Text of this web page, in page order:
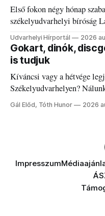
Első fokon négy hónap
székelyudvarhelyi bíróság
Udvarhelyi Hírportál 2026
Gokart, dinók,
is tudjuk
Kíváncsi vagy a hétvége
Székelyudvarhelyen?
a fogaddal, a fogorvosi
Gál Előd, Tóth Hunor 2026
Impresszum